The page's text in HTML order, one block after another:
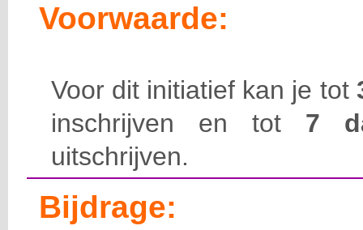
Voorwaarde:
Voor dit initiatief kan je tot
inschrijven en tot 7
uitschrijven.
Bijdrage: